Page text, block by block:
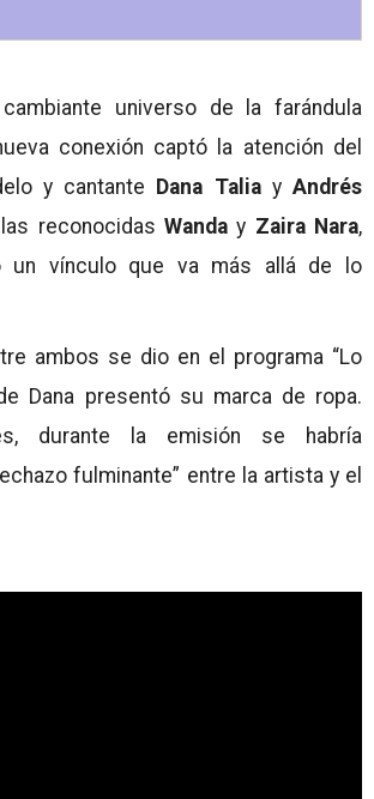
universo de la farándula
conexión captó la atención del
y cantante Dana Taliay Andrés
reconocidas Wanday Zaira Nara,
un vínculo que va más allá de lo
ambos se dio en el programa “Lo
Dana presentó su marca de ropa.
durante la emisión se habría
fulminante” entre la artista y el